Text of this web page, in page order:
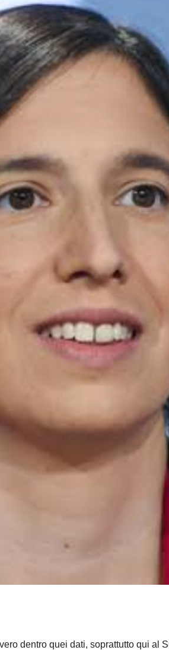
dentro quei dati, soprattutto qui al